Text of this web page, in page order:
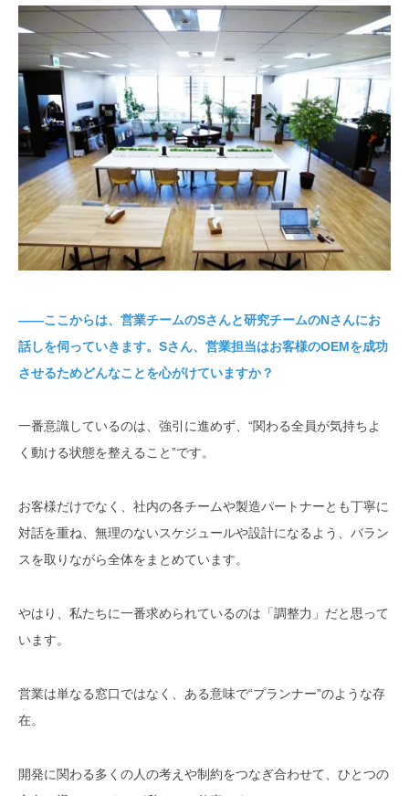
――ここからは、営業チームのSさんと研究チームのNさんにお
話しを伺っていきます。Sさん、営業担当はお客様のOEMを成功
させるためどんなことを心がけていますか？
一番意識しているのは、強引に進めず、“関わる全員が気持ちよ
く動ける状態を整えること”です。
お客様だけでなく、社内の各チームや製造パートナーとも丁寧に
対話を重ね、無理のないスケジュールや設計になるよう、バラン
スを取りながら全体をまとめています。
やはり、私たちに一番求められているのは「調整力」だと思って
います。
営業は単なる窓口ではなく、ある意味で“プランナー”のような存
在。
開発に関わる多くの人の考えや制約をつなぎ合わせて、ひとつの